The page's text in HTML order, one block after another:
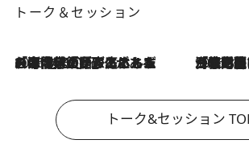
トーク＆セッション
2026.8.3
「今後値上げがあるとすれば…」「リスクがあるのは今年の冬」エネルギー専門家が語る、ホルムズ海峡封鎖が家庭にもたらす“ある心配” 2026.8.3
「住宅建てられない…」「サーチャージ料の高値が続いている」ホルムズ海峡封鎖に
トーク&セッション